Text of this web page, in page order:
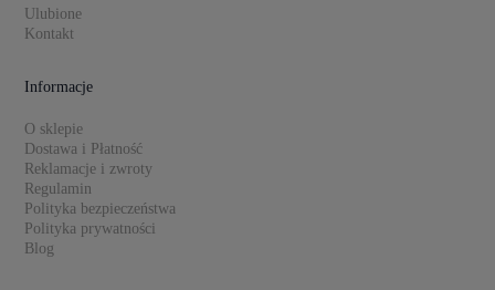
Ulubione
Kontakt
Informacje
O sklepie
Dostawa i Płatność
Reklamacje i zwroty
Regulamin
Polityka bezpieczeństwa
Polityka prywatności
Blog